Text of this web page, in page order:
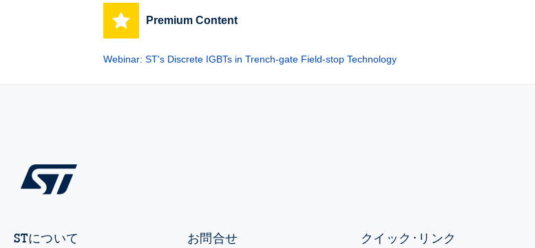
Premium Content
Webinar: ST's Discrete IGBTs in Trench-gate Field-stop Technology
STについて お問合せ クイック･リンク